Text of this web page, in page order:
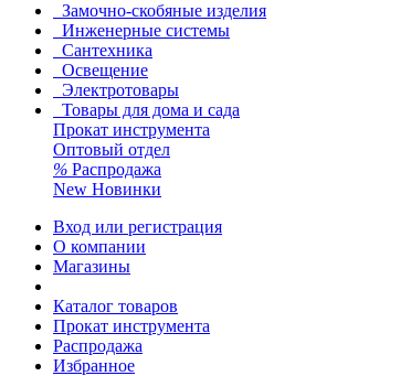
Замочно-скобяные изделия
Инженерные системы
Сантехника
Освещение
Электротовары
Товары для дома и сада
Прокат инструмента
Оптовый отдел
% Распродажа
New Новинки
Вход или регистрация
О компании
Магазины
Каталог товаров
Прокат инструмента
Распродажа
Избранное